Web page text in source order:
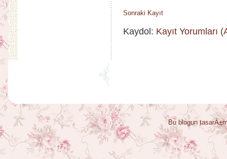
Sonraki Kayıt
Kaydol: Kayıt Yorumları
Bu blogun